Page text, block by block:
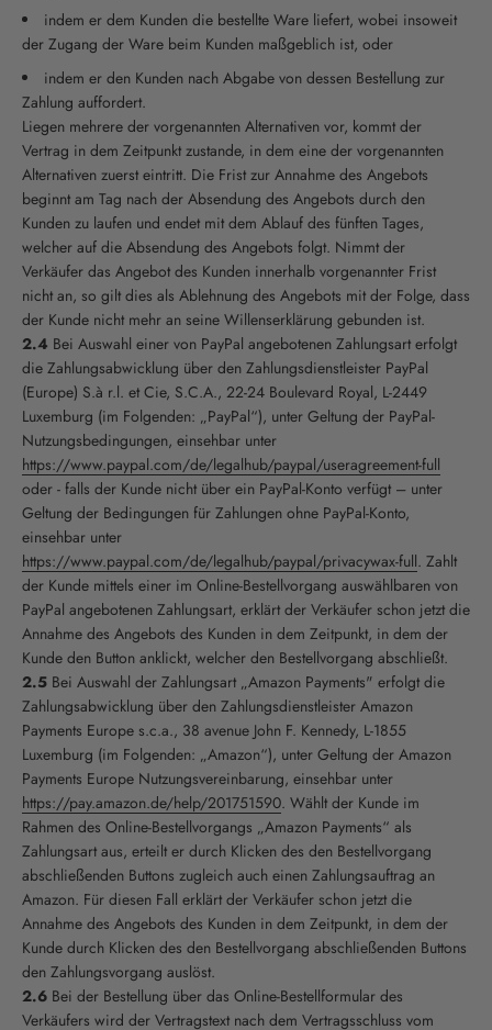
indem er dem Kunden die bestellte Ware liefert, wobei insoweit
der Zugang der Ware beim Kunden maßgeblich ist, oder
indem er den Kunden nach Abgabe von dessen Bestellung zur
Zahlung auffordert.
Liegen mehrere der vorgenannten Alternativen vor, kommt der
Vertrag in dem Zeitpunkt zustande, in dem eine der vorgenannten
Alternativen zuerst eintritt. Die Frist zur Annahme des Angebots
beginnt am Tag nach der Absendung des Angebots durch den
Kunden zu laufen und endet mit dem Ablauf des fünften Tages,
welcher auf die Absendung des Angebots folgt. Nimmt der
Verkäufer das Angebot des Kunden innerhalb vorgenannter Frist
nicht an, so gilt dies als Ablehnung des Angebots mit der Folge, dass
der Kunde nicht mehr an seine Willenserklärung gebunden ist.
2.4 Bei Auswahl einer von PayPal angebotenen Zahlungsart erfolgt
die Zahlungsabwicklung über den Zahlungsdienstleister PayPal
(Europe) S.à r.l. et Cie, S.C.A., 22-24 Boulevard Royal, L-2449
Luxemburg (im Folgenden: „PayPal“), unter Geltung der PayPal-
Nutzungsbedingungen, einsehbar unter
https://www.paypal.com/de/legalhub/paypal/useragreement-full
oder - falls der Kunde nicht über ein PayPal-Konto verfügt – unter
Geltung der Bedingungen für Zahlungen ohne PayPal-Konto,
einsehbar unter
https://www.paypal.com/de/legalhub/paypal/privacywax-full. Zahlt
der Kunde mittels einer im Online-Bestellvorgang auswählbaren von
PayPal angebotenen Zahlungsart, erklärt der Verkäufer schon jetzt die
Annahme des Angebots des Kunden in dem Zeitpunkt, in dem der
Kunde den Button anklickt, welcher den Bestellvorgang abschließt.
2.5 Bei Auswahl der Zahlungsart „Amazon Payments" erfolgt die
Zahlungsabwicklung über den Zahlungsdienstleister Amazon
Payments Europe s.c.a., 38 avenue John F. Kennedy, L-1855
Luxemburg (im Folgenden: „Amazon“), unter Geltung der Amazon
Payments Europe Nutzungsvereinbarung, einsehbar unter
https://pay.amazon.de/help/201751590. Wählt der Kunde im
Rahmen des Online-Bestellvorgangs „Amazon Payments“ als
Zahlungsart aus, erteilt er durch Klicken des den Bestellvorgang
abschließenden Buttons zugleich auch einen Zahlungsauftrag an
Amazon. Für diesen Fall erklärt der Verkäufer schon jetzt die
Annahme des Angebots des Kunden in dem Zeitpunkt, in dem der
Kunde durch Klicken des den Bestellvorgang abschließenden Buttons
den Zahlungsvorgang auslöst.
2.6 Bei der Bestellung über das Online-Bestellformular des
Verkäufers wird der Vertragstext nach dem Vertragsschluss vom